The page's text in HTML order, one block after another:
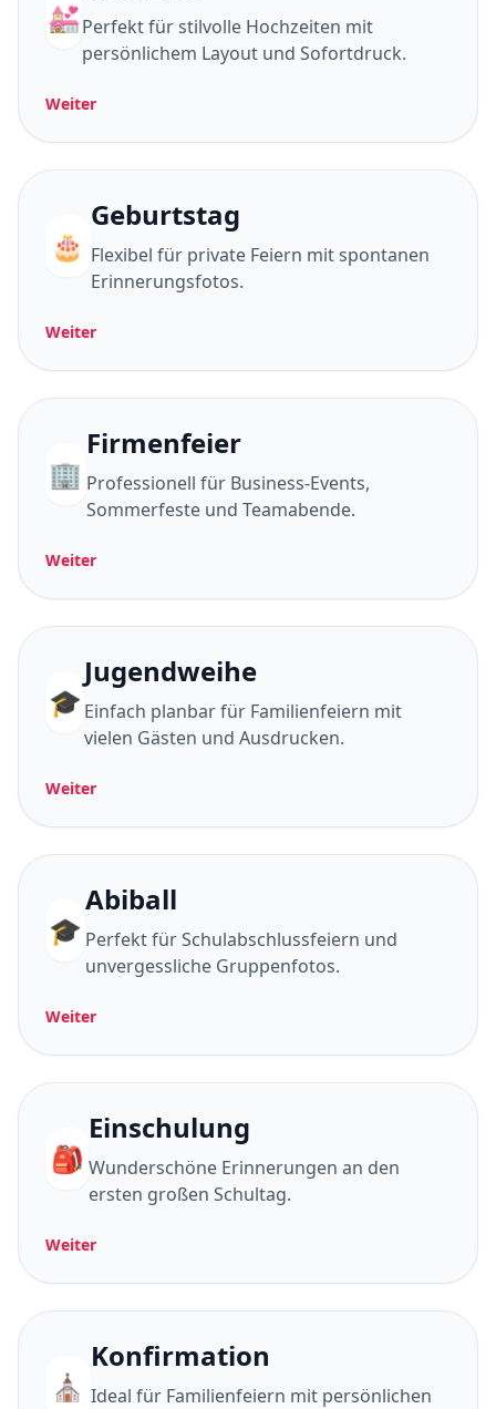
💒Perfekt für stilvolle Hochzeiten mit
persönlichem Layout und Sofortdruck.
Weiter
🎂
Geburtstag
Flexibel für private Feiern mit spontanen
Erinnerungsfotos.
Weiter
🏢
Firmenfeier
Professionell für Business-Events,
Sommerfeste und Teamabende.
Weiter
🎓
Jugendweihe
Einfach planbar für Familienfeiern mit
vielen Gästen und Ausdrucken.
Weiter
🎓
Abiball
Perfekt für Schulabschlussfeiern und
unvergessliche Gruppenfotos.
Weiter
🎒
Einschulung
Wunderschöne Erinnerungen an den
ersten großen Schultag.
Weiter
⛪
Konfirmation
Ideal für Familienfeiern mit persönlichen